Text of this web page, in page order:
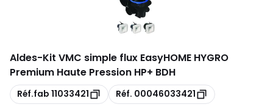
Aldes-Kit VMC simple flux EasyHOME HYGRO
Premium Haute Pression HP+ BDH
Copie
Réf.fab 11033421 Copie
Réf. 00046033421